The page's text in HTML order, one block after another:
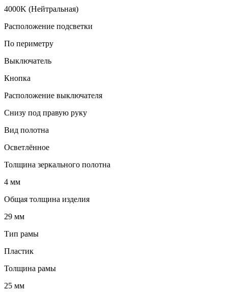
4000K (Нейтральная)
Расположение подсветки
По периметру
Выключатель
Кнопка
Расположение выключателя
Снизу под правую руку
Вид полотна
Осветлённое
Толщина зеркального полотна
4 мм
Общая толщина изделия
29 мм
Тип рамы
Пластик
Толщина рамы
25 мм